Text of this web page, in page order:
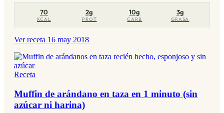
70
KCAL
2g
PROT
10g
CARB
3g
GRASA
Ver receta 16 may 2018
Receta
Muffin de arándano en taza en 1 minuto (sin
azúcar ni harina)